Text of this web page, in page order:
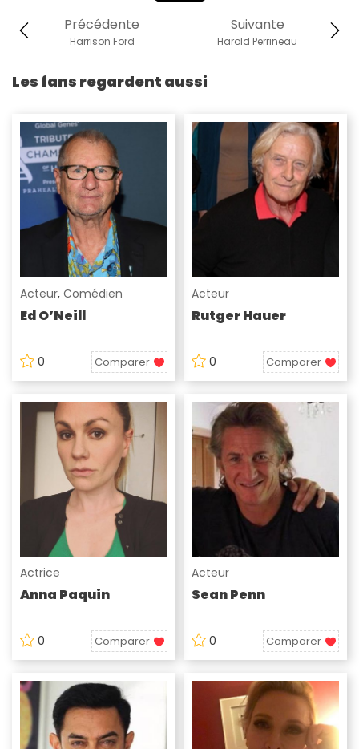
Suivante
Harold Perrineau
Précédente
Harrison Ford
Les fans regardent aussi
Acteur, Comédien
Ed O’Neill
0 Comparer
Acteur
Rutger Hauer
0 Comparer
Actrice
Anna Paquin
0 Comparer
Acteur
Sean Penn
0 Comparer